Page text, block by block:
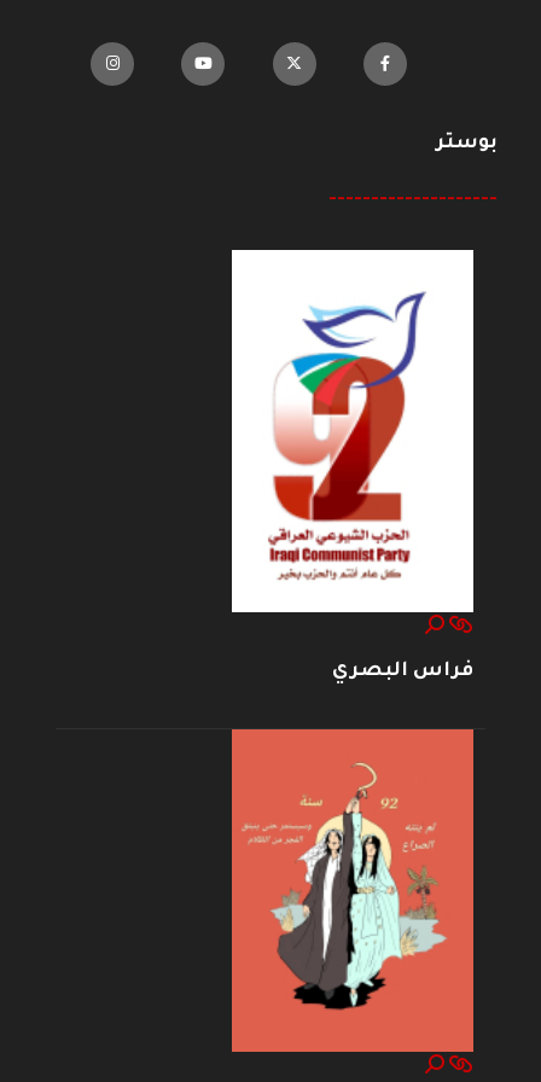
بوستر
--------------------
فراس البصري